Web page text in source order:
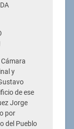
y
de ese
Jorge
por
del Pueblo